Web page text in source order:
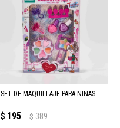
SET DE MAQUILLAJE PARA NIÑAS
$ 195 $ 389